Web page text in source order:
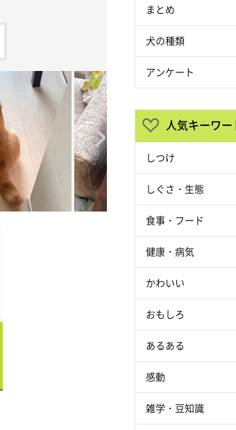
まとめ
犬の種類
アンケート
人気キーワー
しつけ
しぐさ・生態
食事・フード
健康・病気
かわいい
おもしろ
あるある
感動
雑学・豆知識